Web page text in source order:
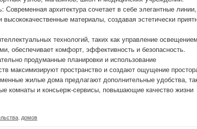
Современная архитектура сочетает в себе элегантные линии,
материалы, создавая эстетически
технологий, таких как управление
обеспечивает комфорт, эффективность и безопасность.
продуманные планировки и использование
максимизируют пространство и создают ощущение
жилые дома предлагают дополнительные удобства,
комнаты и консьерж-сервисы, повышающие качество жизни
домов